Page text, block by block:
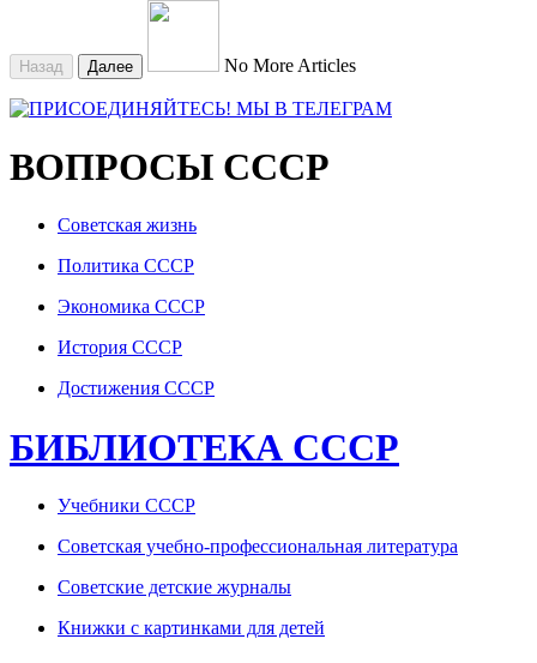
Назад Далее No More Articles
ВОПРОСЫ СССР
Советская жизнь
Политика СССР
Экономика СССР
История СССР
Достижения СССР
БИБЛИОТЕКА СССР
Учебники СССР
Советская учебно-профессиональная литература
Советские детские журналы
Книжки с картинками для детей